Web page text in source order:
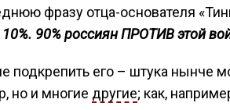
фразу отца-основателя
90% россиян ПРОТИВ этой
подкрепить его – штука нынче
но и многие другие; как,